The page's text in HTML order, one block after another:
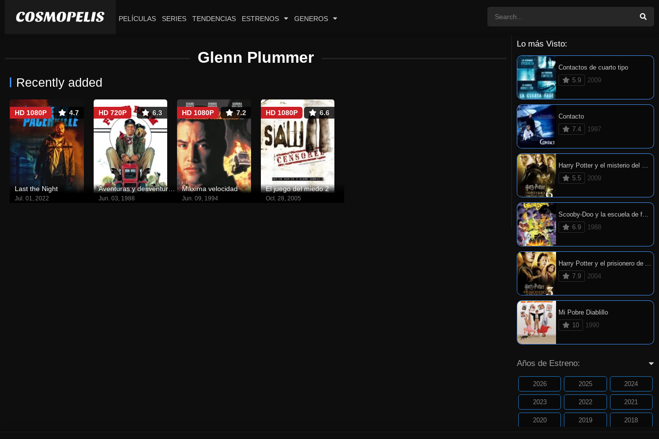
PELÍCULAS SERIES TENDENCIAS ESTRENOS GENEROS
Glenn Plummer
Recently added
4.7
HD 1080P
Last the Night
Jul. 01, 2022
6.3
HD 720P
Aventuras y desventuras de un yuppie en el campo
Jun. 03, 1988
7.2
HD 1080P
Máxima velocidad
Jun. 09, 1994
6.6
HD 1080P
El juego del miedo 2
Oct. 28, 2005
Lo más Visto:
Contactos de cuarto tipo
5.9
2009
Contacto
7.4
1997
Harry Potter y el misterio del príncipe
5.5
2009
Scooby-Doo y la escuela de fantasmas
6.9
1988
Harry Potter y el prisionero de Azkaban
7.9
2004
Mi Pobre Diablillo
10
1990
Años de Estreno:
2026 2025 2024
2023 2022 2021
2020 2019 2018